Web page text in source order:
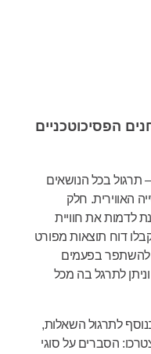
הפסיכוטכניים
– תרגול בכל הנושאים
האווירית. חלק
לדמות את חוויית
דוח תוצאות מפורט
להשתפר בפעמים
הבאות. הערכה זמינה עבורכם 24/7 וניתן לתרגל בה מכל
לתרגול השאלות,
הסברים על סוגי